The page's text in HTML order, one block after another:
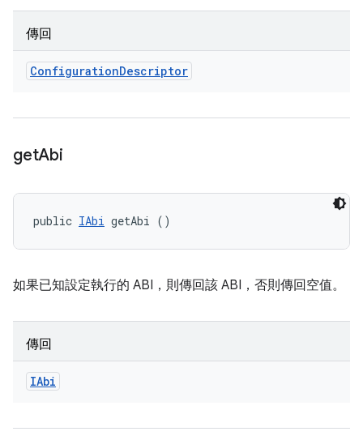
傳回
ConfigurationDescriptor
getAbi
public IAbi getAbi ()
如果已知設定執行的 ABI，則傳回該 ABI，否則傳回空值。
傳回
IAbi